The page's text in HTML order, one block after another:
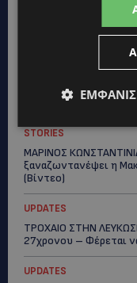
ΕΞΩΤΙΚΑ ΖΩΑ ΣΤΗΝ
απαγορεύεται να
μπορείς να διατηρείς
ΧΩΡΙΣ ΣΩΣΣΙΒΙΟ Η
«Χωρίς επιδότηση το
STORIES
ΜΑΡΙΝΟΣ
ξαναζωντανέψει η
(Βίντεο)
UPDATES
ΤΡΟΧΑΙΟ ΣΤΗΝ
27χρονου – Φέρεται
UPDATES